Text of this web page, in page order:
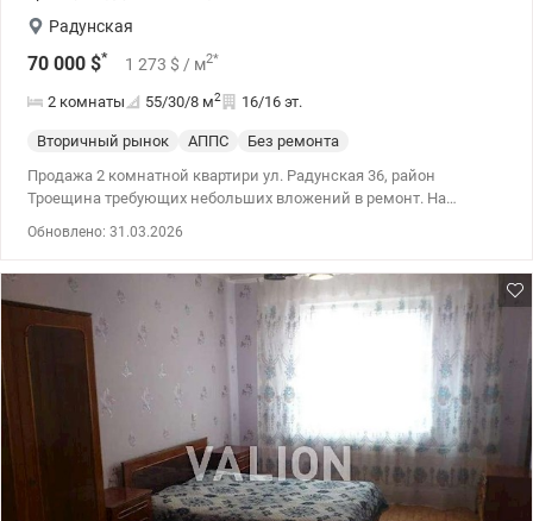
Радунская
70 000 $* 1 273 $ / м2*
2 комнаты 55/30/8 м2 16/16 эт.
Вторичный рынок АППС
Без ремонта
Продажа 2 комнатной квартири ул. Радунская 36, район
Троещина требующих небольших вложений в ремонт. На
Лесовая и Петровка. 044 200 10 80 Valion.ua/1142852
Обновлено: 31.03.2026